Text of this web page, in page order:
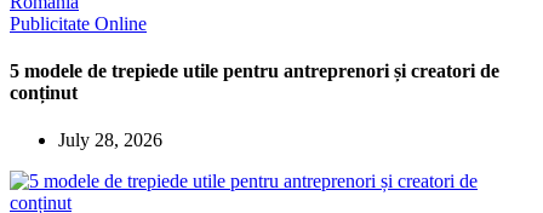
Publicitate Online
5 modele de trepiede utile pentru antreprenori și creatori de
conținut
July 28, 2026